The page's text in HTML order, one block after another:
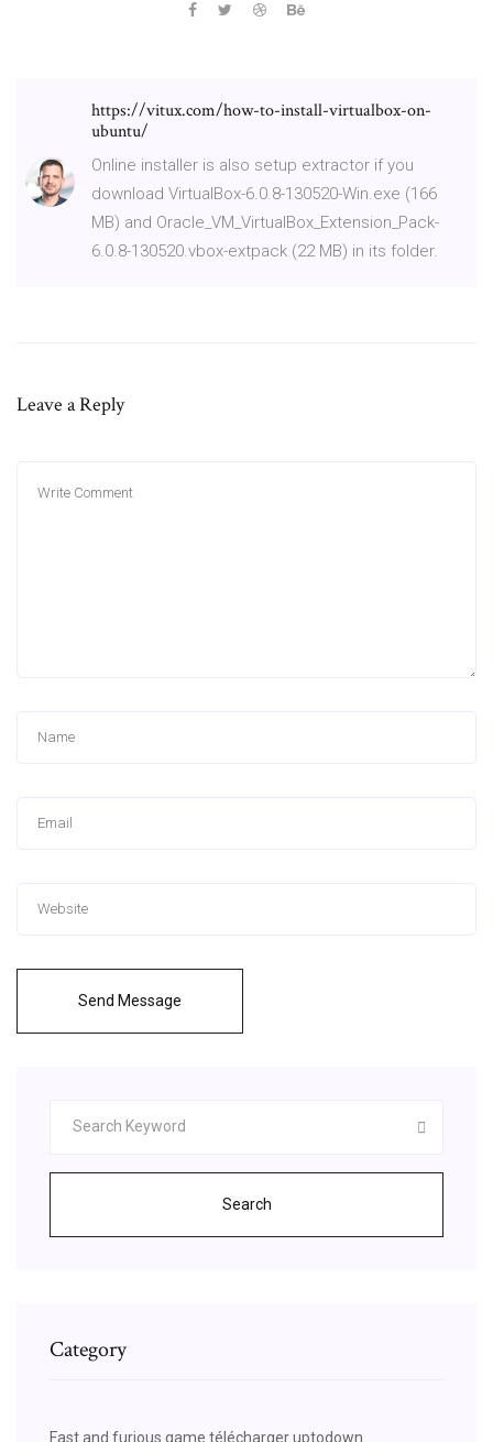
https://vitux.com/how-to-install-virtualbox-on-
ubuntu/
Online installer is also setup extractor if you
download VirtualBox-6.0.8-130520-Win.exe (166
MB) and Oracle_VM_VirtualBox_Extension_Pack-
6.0.8-130520.vbox-extpack (22 MB) in its folder.
Leave a Reply
Send Message
Search
Category
Fast and furious game télécharger uptodown